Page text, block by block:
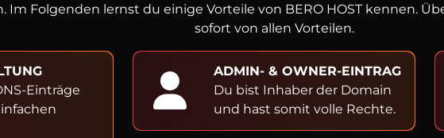
Folgenden lernst du einige Vorteile von BERO HOST kennen.
sofort von allen Vorteilen.
Einträge
ADMIN- & OWNER-EINTRAG
Du bist Inhaber der Domain
und hast somit volle Rechte.